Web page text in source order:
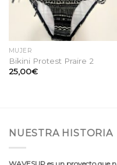
MUJER
Bikini Protest Praire 2
25,00€
NUESTRA HISTORIA